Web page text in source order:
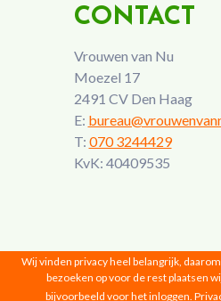
CONTACT
Vrouwen van Nu
Moezel 17
2491 CV Den Haag
E:
T: 070 3244429
KvK: 40409535
Vrouwen van Nu © 2026
Wij vinden privacy heel belangrijk,
bezoeken op voor de rest plaatsen
bijvoorbeeld voor het inloggen.